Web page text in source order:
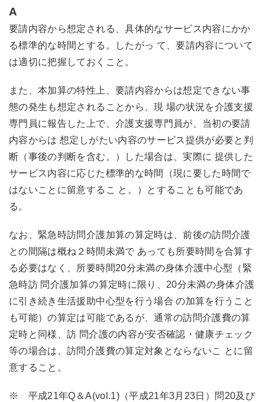
A
要請内容から想定される、具体的なサービス内容にかか
る標準的な時間とする。したがっ て、要請内容について
は適切に把握しておくこと。
また、本加算の特性上、要請内容からは想定できない事
態の発生も想定されることから、現 場の状況を介護支援
専門員に報告した上で、介護支援専門員が、当初の要請
内容からは 想定しがたい内容のサービス提供が必要と判
断（事後の判断を含む。）した場合は、実際に 提供した
サービス内容に応じた標準的な時間（現に要した時間で
はないことに留意するこ と。）とすることも可能であ
る。
なお、緊急時訪問介護加算の算定時は、前後の訪問介護
との間隔は概ね２時間未満で あっても所要時間を合算す
る必要はなく、所要時間20分未満の身体介護中心型（緊
急時訪 問介護加算の算定時に限り、20分未満の身体介護
に引き続き生活援助中心型を行う場合 の加算を行うこと
も可能）の算定は可能であるが、通常の訪問介護費の算
定時と同様、訪 問介護の内容が安否確認・健康チェック
等の場合は、訪問介護費の算定対象とならないこ とに留
意すること。
※ 平成21年Q＆A(vol.1)（平成21年3月23日）問20及び